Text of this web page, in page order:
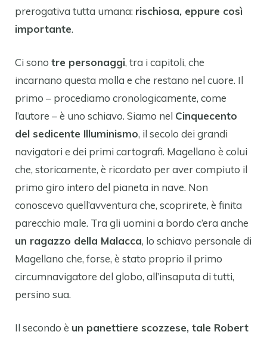
prerogativa tutta umana: rischiosa, eppure così
importante.
Ci sono tre personaggi, tra i capitoli, che
incarnano questa molla e che restano nel cuore. Il
primo – procediamo cronologicamente, come
l’autore – è uno schiavo. Siamo nel Cinquecento
del sedicente Illuminismo, il secolo dei grandi
navigatori e dei primi cartografi. Magellano è colui
che, storicamente, è ricordato per aver compiuto il
primo giro intero del pianeta in nave. Non
conoscevo quell’avventura che, scoprirete, è finita
parecchio male. Tra gli uomini a bordo c’era anche
un ragazzo della Malacca, lo schiavo personale di
Magellano che, forse, è stato proprio il primo
circumnavigatore del globo, all’insaputa di tutti,
persino sua.
Il secondo è un panettiere scozzese, tale Robert